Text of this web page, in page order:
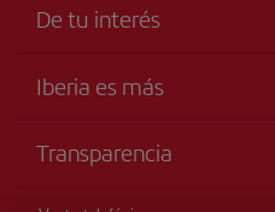
De tu interés
Accesibilidad
Iberia es más
Grupo Iberia
Accionistas e Inversores
Transparencia